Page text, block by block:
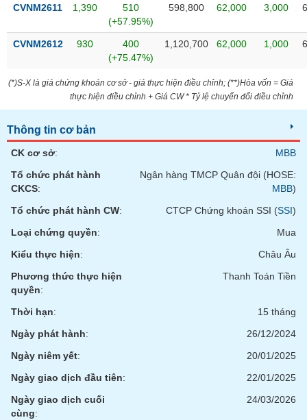
CVNM2611 1,390
510
(+57.95%)
598,800 62,000 3,000
CVNM2612 930
400
(+75.47%)
1,120,700 62,000 1,000
(*)S-X là giá chứng khoán cơ sở - giá thực hiện điều chỉnh; (**)Hòa vốn = Giá
thực hiện điều chỉnh + Giá CW * Tỷ lệ chuyển đổi điều chỉnh
Thông tin cơ bản
CK cơ sở:
MBB
Tổ chức phát hành
CKCS:
Ngân hàng TMCP Quân đội (HOSE:
MBB)
Tổ chức phát hành CW: CTCP Chứng khoán SSI (SSI)
Loại chứng quyền:
Mua
Kiểu thực hiện:
Châu Âu
Phương thức thực hiện
quyền:
Thanh Toán Tiền
Thời hạn:
15 tháng
Ngày phát hành:
26/12/2024
Ngày niêm yết:
20/01/2025
Ngày giao dịch đầu tiên:
22/01/2025
Ngày giao dịch cuối
cùng:
24/03/2026
Đào
Sách
Công
cụ
đầu
Truyền
tài
chính
Dữ
liệu